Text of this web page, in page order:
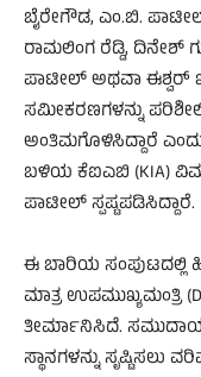
ಬೈರೇಗೌಡ, ಎಂ.ಬಿ.
ರಾಮಲಿಂಗ ರೆಡ್ಡಿ, ದಿನೇಶ್
ಪಾಟೀಲ್ ಅಥವಾ ಈಶ್ವರ್
ಸಮೀಕರಣಗಳನ್ನು
ಅಂತಿಮಗೊಳಿಸಿದ್ದಾರೆ
ಬಳಿಯ ಕೆಐಎಬಿ (KIA)
ಪಾಟೀಲ್ ಸ್ಪಷ್ಟಪಡಿಸಿದ್ದಾರೆ.
ಈ ಬಾರಿಯ ಸಂಪುಟದಲ್ಲಿ
ಮಾತ್ರ ಉಪಮುಖ್ಯಮಂತ್ರಿ
ತೀರ್ಮಾನಿಸಿದೆ.
ಸ್ಥಾನಗಳನ್ನು ಸೃಷ್ಟಿಸಲು